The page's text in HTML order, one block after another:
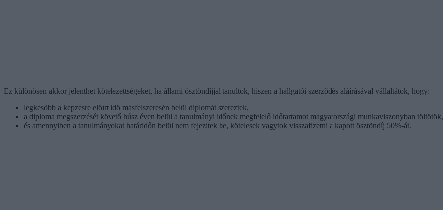
Ez különösen akkor jelenthet kötelezettségeket, ha állami ösztöndíjjal tanultok, hiszen a hallgatói szerződés aláírásával vállaltátok, hogy:
legkésőbb a képzésre előírt idő másfélszeresén belül diplomát szereztek,
a diploma megszerzését követő húsz éven belül a tanulmányi időnek megfelelő időtartamot magyarországi munkaviszonyban töltötök,
és amennyiben a tanulmányokat határidőn belül nem fejezitek be, kötelesek vagytok visszafizetni a kapott ösztöndíj 50%-át.